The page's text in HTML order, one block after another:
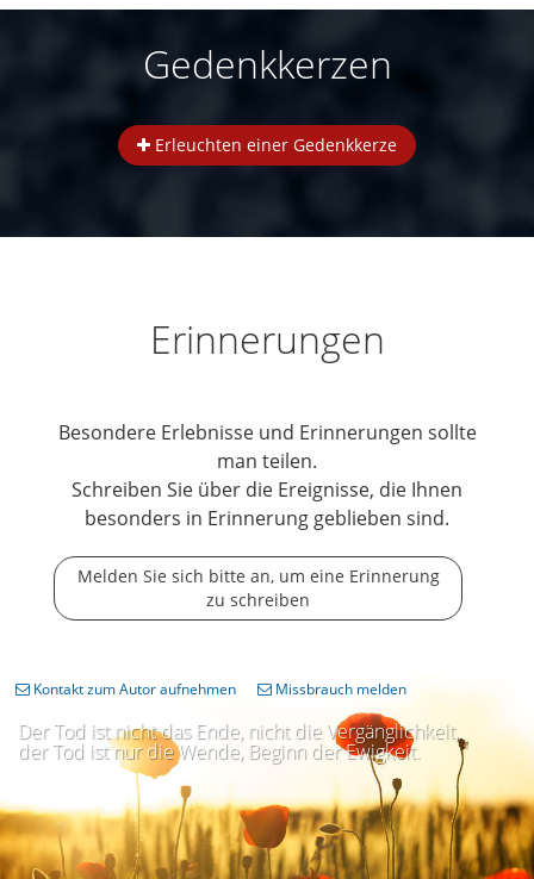
Gedenkkerzen
Erleuchten einer Gedenkkerze
Erinnerungen
Besondere Erlebnisse und Erinnerungen sollte
man teilen.
Schreiben Sie über die Ereignisse, die Ihnen
besonders in Erinnerung geblieben sind.
Melden Sie sich bitte an, um eine Erinnerung
zu schreiben
Der Tod ist nicht das Ende, nicht die Vergänglichkeit,
der Tod ist nur die Wende, Beginn der Ewigkeit.
Kontakt zum Autor aufnehmen Missbrauch melden